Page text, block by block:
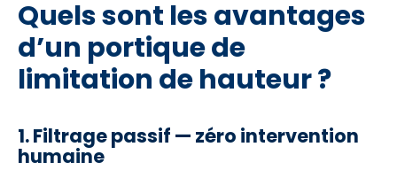
Quels sont les avantages
d’un portique de
limitation de hauteur ?
1. Filtrage passif — zéro intervention
humaine